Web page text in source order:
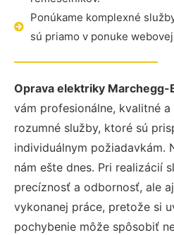
Ponúkame komplexné
sú priamo v ponuke
Oprava elektriky Marchegg-
vám profesionálne, kvalitné
rozumné služby, ktoré sú
individuálnym požiadavkám.
nám ešte dnes. Pri realizácií
precíznosť a odbornosť, ale
vykonanej práce, pretože si
pochybenie môže spôsobiť